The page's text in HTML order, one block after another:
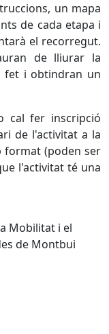
un mapa
de cada etapa i
el recorregut.
de lliurar la
fet i obtindran un
cal fer inscripció
de l'activitat a la
format (poden ser
l'activitat té una
Mobilitat i el
de Montbui